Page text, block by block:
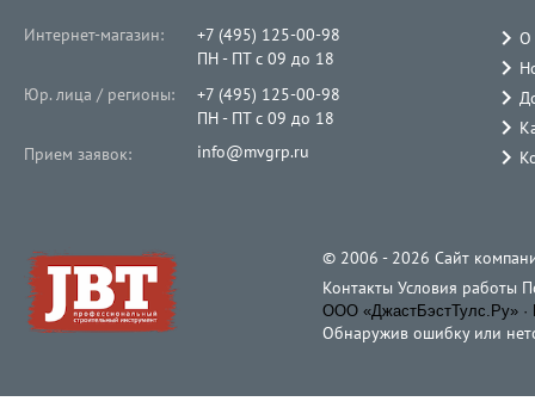
Интернет-магазин:
+7 (495) 125-00-98
ПН - ПТ с 09 до 18
Юр. лица / регионы:
+7 (495) 125-00-98
ПН - ПТ с 09 до 18
Прием заявок:
info@mvgrp.ru
О
© 2006 - 2026 Cайт
Контакты Условия работы
ООО «ДжастБэстТулс.Ру» ·
Обнаружив ошибку или